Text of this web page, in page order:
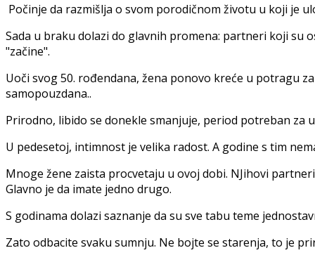
Počinje da razmišlja o svom porodičnom životu u koji je
Sada u braku dolazi do glavnih promena: partneri koji su
"začine".
Uoči svog 50. rođendana, žena ponovo kreće u potragu
samopouzdana..
Prirodno, libido se donekle smanjuje, period potreban za
U pedesetoj, intimnost je velika radost. A godine s tim
Mnoge žene zaista procvetaju u ovoj dobi. NJihovi
Glavno je da imate jedno drugo.
S godinama dolazi saznanje da su sve tabu teme
Zato odbacite svaku sumnju. Ne bojte se starenja, to je